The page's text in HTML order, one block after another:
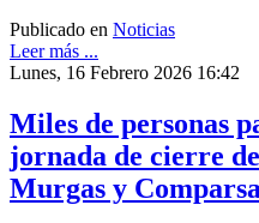
Publicado en Noticias
Leer más ...
Lunes, 16 Febrero 2026 16:42
Miles de personas
jornada de cierre
Murgas y